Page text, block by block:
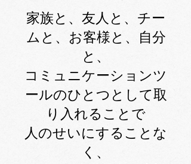
家族と、友人と、チー
ムと、お客様と、自分
と、
コミュニケーションツ
ールのひとつとして取
り入れることで
人のせいにすることな
く、